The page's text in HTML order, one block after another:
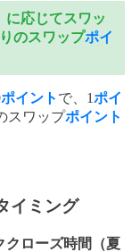
に応じてスワッ
のスワップポイ
ポイント で、1ポイ
スワップポイント
イミング
クローズ時間（夏